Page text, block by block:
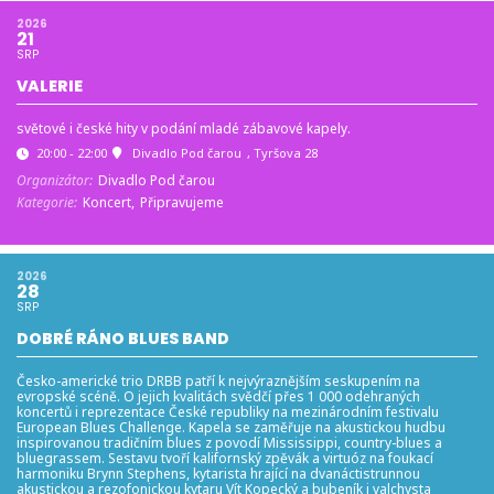
2026
21
SRP
VALERIE
světové i české hity v podání mladé zábavové kapely.
20:00 - 22:00 Divadlo Pod čarou , Tyršova 28
Organizátor: Divadlo Pod čarou
Kategorie: Koncert, Připravujeme
2026
28
SRP
DOBRÉ RÁNO BLUES BAND
Česko-americké trio DRBB patří k nejvýraznějším seskupením na
evropské scéně. O jejich kvalitách svědčí přes 1 000 odehraných
koncertů i reprezentace České republiky na mezinárodním festivalu
European Blues Challenge. Kapela se zaměřuje na akustickou hudbu
inspirovanou tradičním blues z povodí Mississippi, country-blues a
bluegrassem. Sestavu tvoří kalifornský zpěvák a virtuóz na foukací
harmoniku Brynn Stephens, kytarista hrající na dvanáctistrunnou
akustickou a rezofonickou kytaru Vít Kopecký a bubeník i valchysta